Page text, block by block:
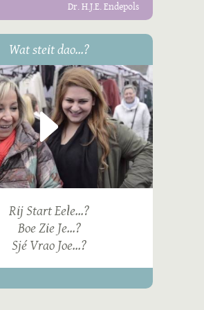
Dr. H.J.E. Endepols
Wat steit dao...?
Rij Start Eele...?
Boe Zie Je...?
Sjé Vrao Joe...?